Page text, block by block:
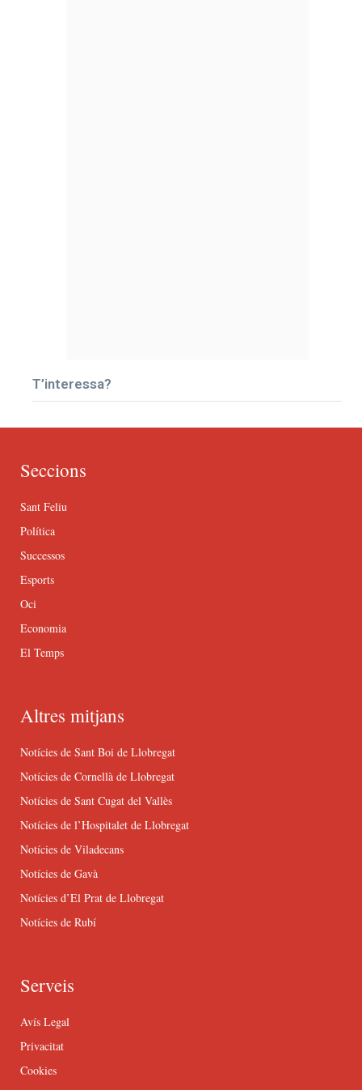
T’interessa?
Seccions
Sant Feliu
Política
Successos
Esports
Oci
Economia
El Temps
Altres mitjans
Notícies de Sant Boi de Llobregat
Notícies de Cornellà de Llobregat
Notícies de Sant Cugat del Vallès
Notícies de l’Hospitalet de Llobregat
Notícies de Viladecans
Notícies de Gavà
Notícies d’El Prat de Llobregat
Notícies de Rubí
Serveis
Avís Legal
Privacitat
Cookies